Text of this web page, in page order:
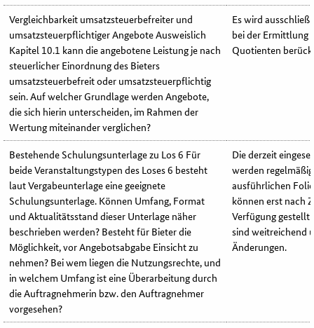
Vergleichbarkeit umsatzsteuerbefreiter und
umsatzsteuerpflichtiger Angebote Ausweislich
Kapitel 10.1 kann die angebotene Leistung je nach
steuerlicher Einordnung des Bieters
umsatzsteuerbefreit oder umsatzsteuerpflichtig
sein. Auf welcher Grundlage werden Angebote,
die sich hierin unterscheiden, im Rahmen der
Wertung miteinander verglichen?
Es wird
bei der Ermittlung
Quotienten
Bestehende Schulungsunterlage zu Los 6 Für
beide Veranstaltungstypen des Loses 6 besteht
laut Vergabeunterlage eine geeignete
Schulungsunterlage. Können Umfang, Format
und Aktualitätsstand dieser Unterlage näher
beschrieben werden? Besteht für Bieter die
Möglichkeit, vor Angebotsabgabe Einsicht zu
nehmen? Bei wem liegen die Nutzungsrechte, und
in welchem Umfang ist eine Überarbeitung durch
die Auftragnehmerin bzw. den Auftragnehmer
vorgesehen?
Die derzeit
werden
ausführlichen
können erst nach
Verfügung gestellt
sind weitreichend
Änderungen.